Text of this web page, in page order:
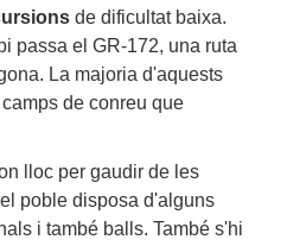
de dificultat baixa.
passa el GR-172, una ruta
La majoria d'aquests
de conreu que
lloc per gaudir de les
poble disposa d'alguns
i també balls. També s'hi